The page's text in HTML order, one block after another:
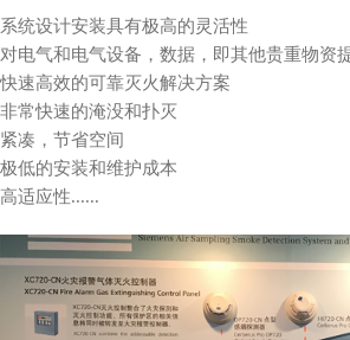
系统设计安装具有极高的灵活性
对电气和电气设备，数据，即其他贵重物资
快速高效的可靠灭火解决方案
非常快速的淹没和扑灭
紧凑，节省空间
极低的安装和维护成本
高适应性......